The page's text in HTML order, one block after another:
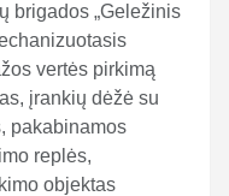
brigados „Geležinis
vertės pirkimą
įrankių dėžė su
pakabinamos
replės,
objektas